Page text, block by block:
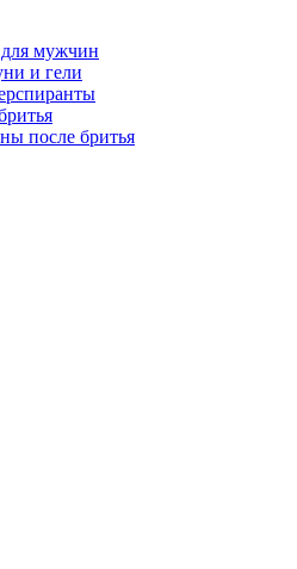
мужчин
и гели
после бритья